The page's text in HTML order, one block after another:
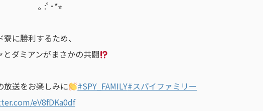
ﾟ･*⭐︎
寮に勝利するため、
とダミアンがまさかの共闘
放送をお楽しみに #SPY_FAMILY#スパイファミリー
eV8fDKa0df